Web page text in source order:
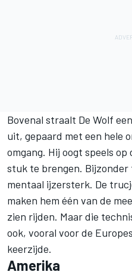
Bovenal straalt De Wolf
uit, gepaard met een hele
omgang. Hij oogt speels
stuk te brengen. Bijzonder
mentaal ijzersterk. De
maken hem één van de
zien rijden. Maar die
ook, vooral voor de
keerzijde.
Amerika